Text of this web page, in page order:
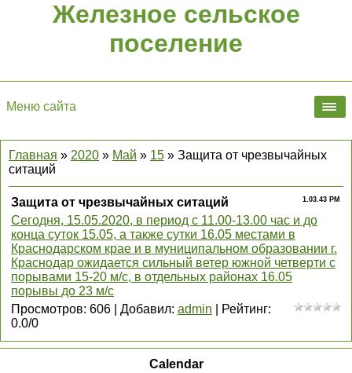
Железное сельское
поселение
Меню сайта
Главная » 2020 » Май » 15 » Защита от чрезвычайных
ситаций
1.03.43 PM
Защита от чрезвычайных ситаций
Сегодня, 15.05.2020, в период с 11.00-13.00 час и до
конца суток 15.05, а также сутки 16.05 местами в
Краснодарском крае и в муниципальном образовании г.
Краснодар ожидается сильный ветер южной четверти с
порывами 15-20 м/с, в отдельных районах 16.05
порывы до 23 м/с
Просмотров: 606 Добавил: admin Рейтинг:
0.0/0
Calendar